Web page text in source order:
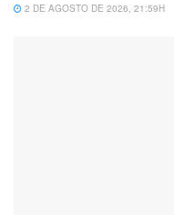
2 DE AGOSTO DE 2026, 21:59H